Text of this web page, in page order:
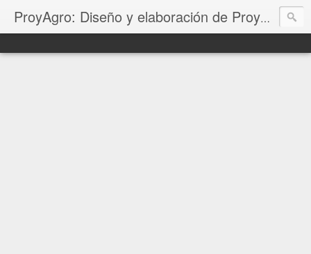
ProyAgro: Diseño y elaboración de Proyectos Productivos, Corridas Financieras, Planes de negocio